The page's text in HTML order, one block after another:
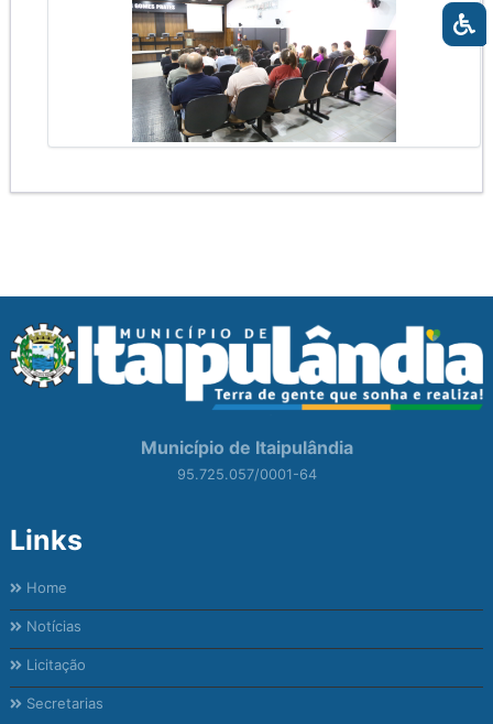
Município de Itaipulândia
95.725.057/0001-64
Links
Home
Notícias
Licitação
Secretarias